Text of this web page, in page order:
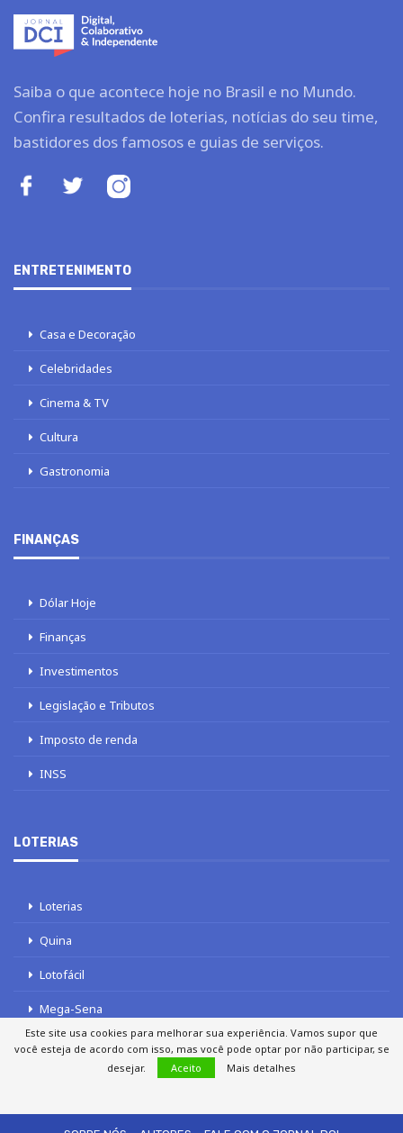
Saiba o que acontece hoje no Brasil e no Mundo.
Confira resultados de loterias, notícias do seu time,
bastidores dos famosos e guias de serviços.
ENTRETENIMENTO
Casa e Decoração
Celebridades
Cinema & TV
Cultura
Gastronomia
FINANÇAS
Dólar Hoje
Finanças
Investimentos
Legislação e Tributos
Imposto de renda
INSS
LOTERIAS
Loterias
Quina
Lotofácil
Mega-Sena
Tele sena
Este site usa cookies para melhorar sua experiência. Vamos supor que
você esteja de acordo com isso, mas você pode optar por não participar, se
desejar.
Aceito Mais detalhes